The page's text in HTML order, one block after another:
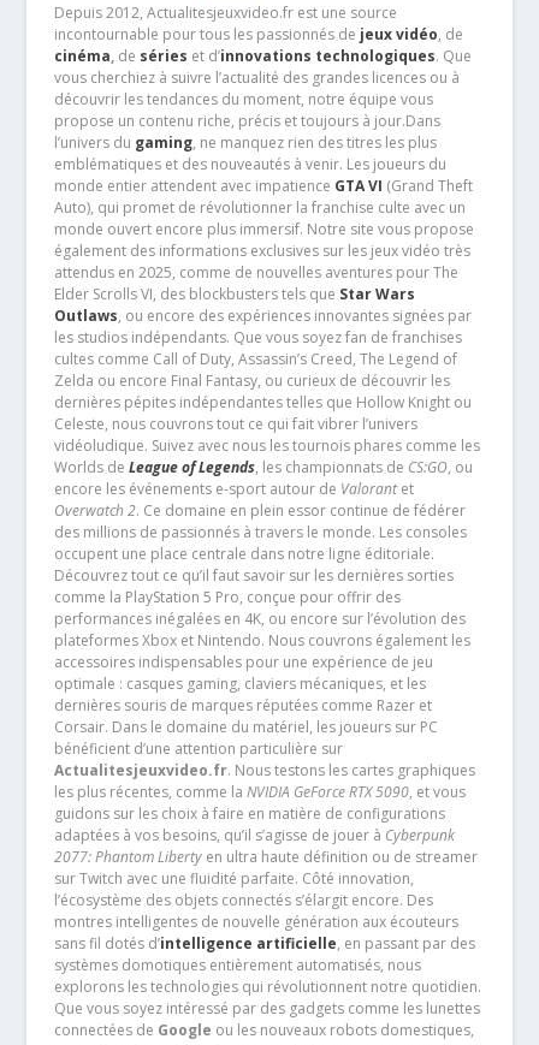
Depuis 2012, Actualitesjeuxvideo.fr est une source
incontournable pour tous les passionnés de jeux vidéo, de
cinéma,de séries et d’innovations technologiques. Que
vous cherchiez à suivre l’actualité des grandes licences ou à
découvrir les tendances du moment, notre équipe vous
propose un contenu riche, précis et toujours à jour.Dans
l’univers du gaming, ne manquez rien des titres les plus
emblématiques et des nouveautés à venir. Les joueurs du
monde entier attendent avec impatience GTA VI (Grand Theft
Auto), qui promet de révolutionner la franchise culte avec un
monde ouvert encore plus immersif. Notre site vous propose
également des informations exclusives sur les jeux vidéo très
attendus en 2025, comme de nouvelles aventures pour The
Elder Scrolls VI, des blockbusters tels que Star Wars
Outlaws, ou encore des expériences innovantes signées par
les studios indépendants. Que vous soyez fan de franchises
cultes comme Call of Duty, Assassin’s Creed, The Legend of
Zelda ou encore Final Fantasy, ou curieux de découvrir les
dernières pépites indépendantes telles que Hollow Knight ou
Celeste, nous couvrons tout ce qui fait vibrer l’univers
vidéoludique. Suivez avec nous les tournois phares comme les
Worlds de League of Legends, les championnats de CS:GO, ou
encore les événements e-sport autour de Valorantet
Overwatch 2. Ce domaine en plein essor continue de fédérer
des millions de passionnés à travers le monde. Les consoles
occupent une place centrale dans notre ligne éditoriale.
Découvrez tout ce qu’il faut savoir sur les dernières sorties
comme la PlayStation 5 Pro, conçue pour offrir des
performances inégalées en 4K, ou encore sur l’évolution des
plateformes Xbox et Nintendo. Nous couvrons également les
accessoires indispensables pour une expérience de jeu
optimale : casques gaming, claviers mécaniques, et les
dernières souris de marques réputées comme Razer et
Corsair. Dans le domaine du matériel, les joueurs sur PC
bénéficient d’une attention particulière sur
Actualitesjeuxvideo.fr. Nous testons les cartes graphiques
les plus récentes, comme la NVIDIA GeForce RTX 5090, et vous
guidons sur les choix à faire en matière de configurations
adaptées à vos besoins, qu’il s’agisse de jouer à Cyberpunk
2077: Phantom Libertyen ultra haute définition ou de streamer
sur Twitch avec une fluidité parfaite. Côté innovation,
l’écosystème des objets connectés s’élargit encore. Des
montres intelligentes de nouvelle génération aux écouteurs
sans fil dotés d’intelligence artificielle, en passant par des
systèmes domotiques entièrement automatisés, nous
explorons les technologies qui révolutionnent notre quotidien.
Que vous soyez intéressé par des gadgets comme les lunettes
connectées de Google ou les nouveaux robots domestiques,